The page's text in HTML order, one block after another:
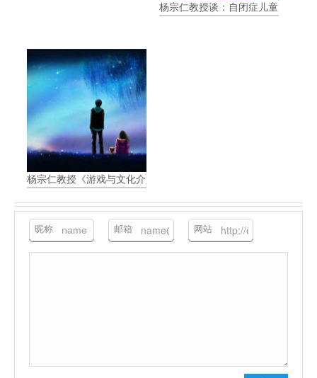
杨宗仁教授谈：自闭症儿童的四大
杨宗仁教授《游戏与文化介入-ASD沟通介入》讲座笔记 大纲篇
昵称 邮箱 网站